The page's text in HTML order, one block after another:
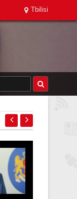
Tbilisi